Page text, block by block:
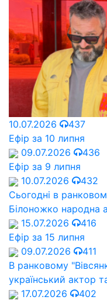
10.07.2026
437
Ефір за 10 липня
09.07.2026
436
Ефір за 9 липня
10.07.2026
432
Сьогодні в
Білоножко народна
15.07.2026
416
Ефір за 15 липня
09.07.2026
411
В ранковому
український актор
17.07.2026
402